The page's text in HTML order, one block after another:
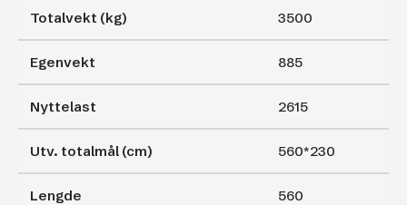
Totalvekt (kg) 3500
Egenvekt 885
Nyttelast 2615
Utv. totalmål (cm) 560*230
Lengde 560